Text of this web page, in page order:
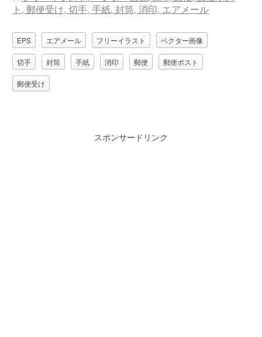
EPS エアメール フリーイラスト ベクター画像
切手 封筒 手紙 消印 郵便 郵便ポスト
郵便受け
スポンサードリンク